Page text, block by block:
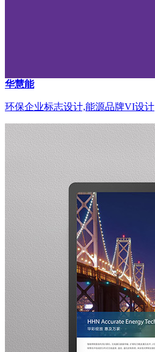
华慧能
环保企业标志设计,能源品牌VI设计